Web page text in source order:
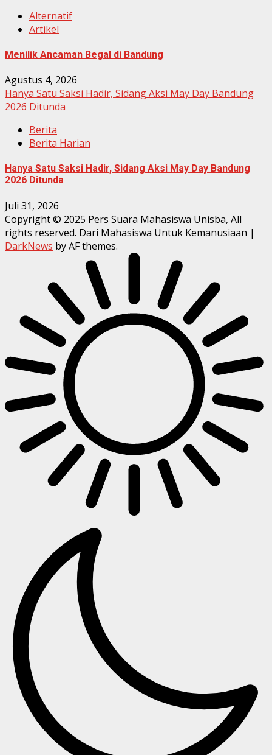
Alternatif
Artikel
Menilik Ancaman Begal di Bandung
Agustus 4, 2026
Hanya Satu Saksi Hadir, Sidang Aksi May Day Bandung
2026 Ditunda
Berita
Berita Harian
Hanya Satu Saksi Hadir, Sidang Aksi May Day Bandung
2026 Ditunda
Juli 31, 2026
Copyright © 2025 Pers Suara Mahasiswa Unisba, All
rights reserved. Dari Mahasiswa Untuk Kemanusiaan |
DarkNews by AF themes.